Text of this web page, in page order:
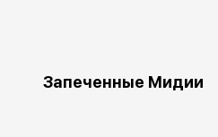
Запеченные Мидии